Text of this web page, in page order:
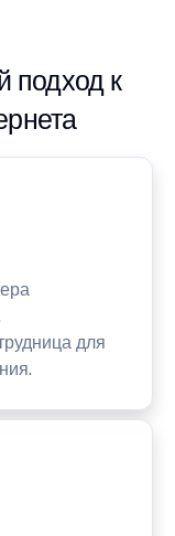
подход к
для